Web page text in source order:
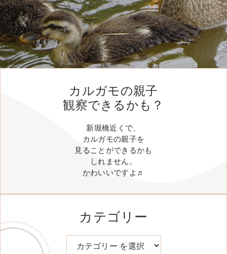
カルガモの親子
観察できるかも？
新堀橋近くで、
カルガモの親子を
見ることができるかも
しれません。
かわいいですよ♬
カテゴリー
カテゴリー